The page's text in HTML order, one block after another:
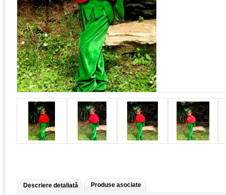
Descriere detaliată Produse asociate